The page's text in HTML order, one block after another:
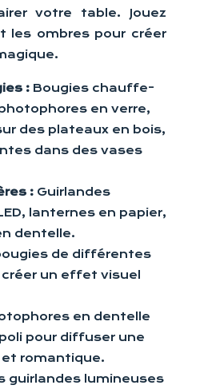
votre table. Jouez
les ombres pour créer
: Bougies chauffe-
en verre,
des plateaux en bois,
dans des vases
: Guirlandes
lanternes en papier,
dentelle.
de différentes
un effet visuel
en dentelle
pour diffuser une
et romantique.
guirlandes lumineuses